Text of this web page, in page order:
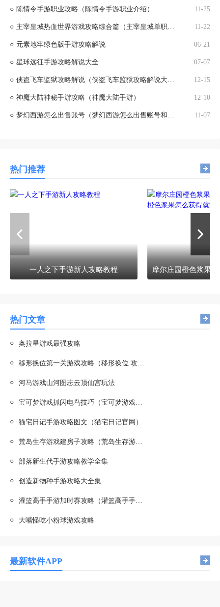
○ 陈情令手游职业攻略（陈情令手游职业介绍） 11-25
○ 主宰皇城热血世界游戏攻略综合篇（主宰皇城单职业） 11-22
○ 元素地牢绿色版手游攻略解说 06-21
○ 星球远征手游攻略解说大全 07-07
○ 侠盗飞车监狱攻略解说（侠盗飞车监狱攻略解说大全） 12-15
○ 神魔大陆神秘手游攻略（神魔大陆手游） 12-10
○ 梦幻西游怎么出售账号（梦幻西游怎么出售账号和密码） 11-07
热门推荐
一人之下手游新人攻略教程
热门文章
○ 奥拉星游戏最强攻略
○ 移形换位第一关游戏攻略（移形换位 攻略）
○ 河马游戏山河图志云顶仙宫玩法
○ 宝可梦游戏抓闪电鸟技巧（宝可梦游戏抓闪电鸟技巧是什么）
○ 猫宅日记手游攻略图文（猫宅日记官网）
○ 荒岛生存游戏建房子攻略（荒岛生存游戏建房子攻略视频）
○ 部落新生代手游攻略教学全集
○ 创造新物种手游攻略大全集
○ 灌篮高手手游加时赛攻略（灌篮高手手游加时赛攻略图）
○ 大嘴怪吃小粉球游戏攻略
最新软件APP